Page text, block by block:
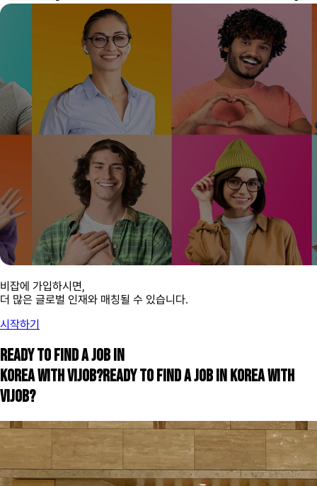
비잡에 가입하시면,
더 많은 글로벌 인재와 매칭될 수 있습니다.
시작하기
READY TO FIND A JOB IN
KOREA WITH VIJOB?READY TO FIND A JOB IN KOREA WITH
VIJOB?